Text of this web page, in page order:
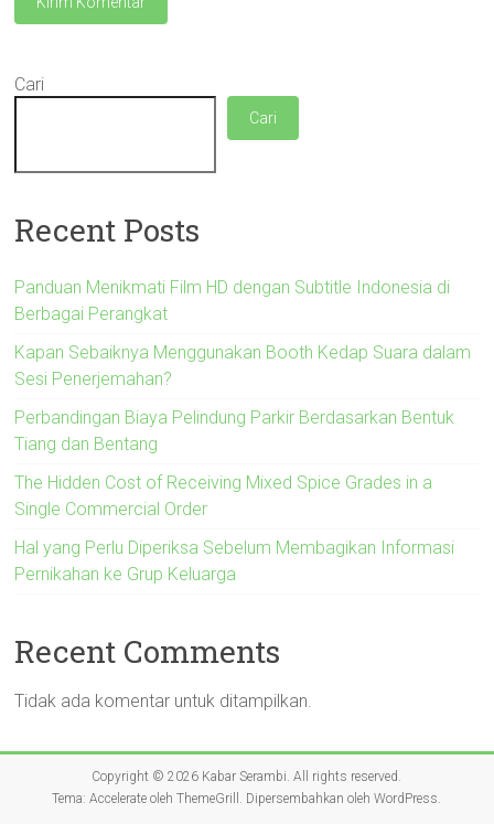
Cari
Cari
Recent Posts
Panduan Menikmati Film HD dengan Subtitle Indonesia di
Berbagai Perangkat
Kapan Sebaiknya Menggunakan Booth Kedap Suara dalam
Sesi Penerjemahan?
Perbandingan Biaya Pelindung Parkir Berdasarkan Bentuk
Tiang dan Bentang
The Hidden Cost of Receiving Mixed Spice Grades in a
Single Commercial Order
Hal yang Perlu Diperiksa Sebelum Membagikan Informasi
Pernikahan ke Grup Keluarga
Recent Comments
Tidak ada komentar untuk ditampilkan.
Copyright © 2026 Kabar Serambi. All rights reserved.
Tema:Accelerate oleh ThemeGrill. Dipersembahkan olehWordPress.